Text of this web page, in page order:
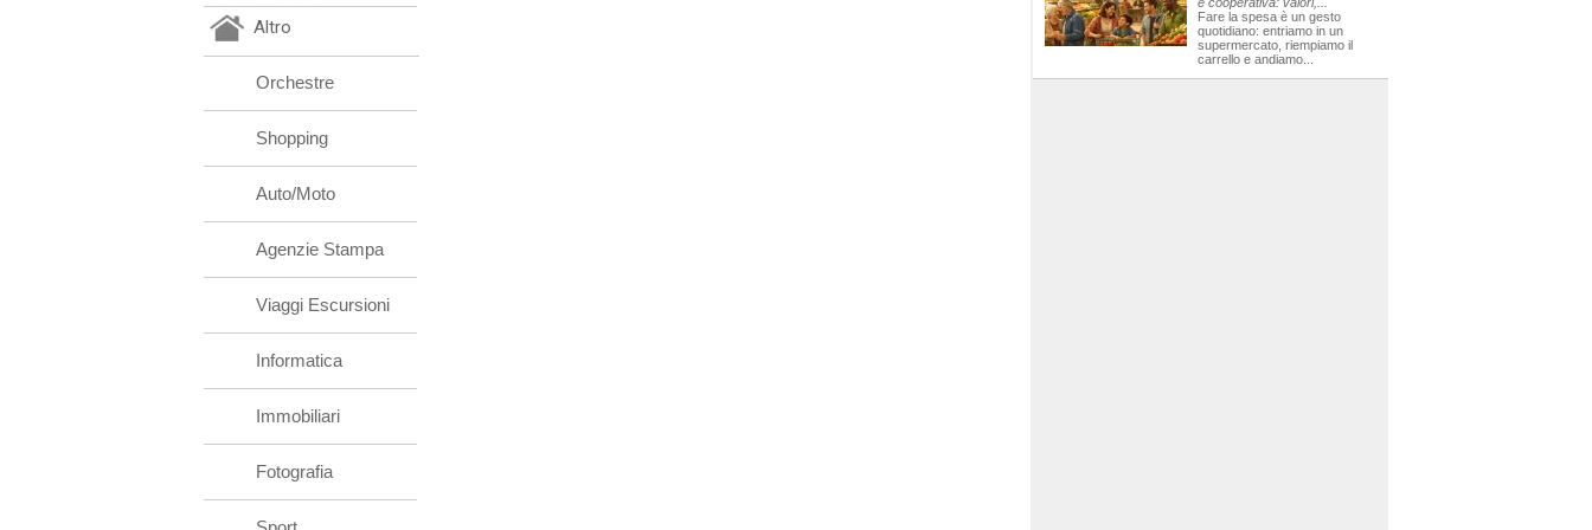
Altro
Orchestre
Shopping
Auto/Moto
Agenzie Stampa
Viaggi Escursioni
Informatica
Immobiliari
Fotografia
Fare la spesa è un gesto
quotidiano: entriamo in un
supermercato, riempiamo il
carrello e andiamo...